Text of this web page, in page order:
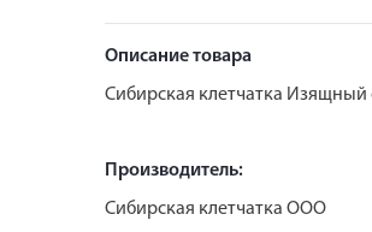
Описание товара
Сибирская клетчатка Изящный
Производитель:
Сибирская клетчатка ООО